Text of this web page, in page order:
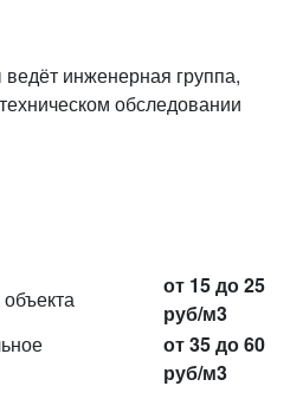
инженерная группа,
обследовании
от 15 до 25
руб/м3
от 35 до 60
руб/м3